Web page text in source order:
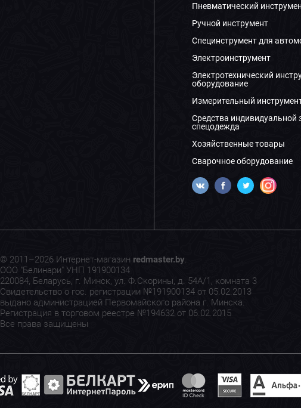
Пневматический
Ручной инструмент
Специнструмент для
Электроинструмент
Электротехнический
оборудование
Измерительный
Средства индивидуальной
спецодежда
Хозяйственные товары
Сварочное оборудование
© 2011–2026 Интернет-магазин redmaster.by.
ООО "Белинари" УНП 191900134
220084, Беларусь, г. Минск, ул. Ф.Скорины, д. 54А/1, комната 3
Свидетельство о гос. регистрации №191900134 от 05.02.2013
выдано администрацией Первомайского района г. Минска.
Регистрация в торговом реестре №194632 от 06.02.2015
Все права защищены